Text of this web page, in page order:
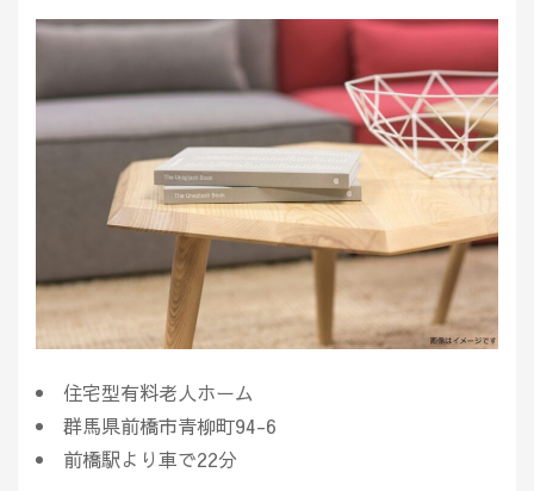
住宅型有料老人ホーム
群馬県前橋市青柳町94-6
前橋駅より車で22分